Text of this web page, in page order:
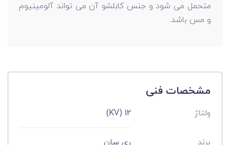
متحمل می شود و جنس کابلشو آن می تواند آلومینیوم
و مس باشد.
مشخصات فنی
ولتاژ 12 (KV)
برند ری سان